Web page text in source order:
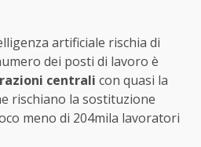
artificiale rischia di
dei posti di lavoro è
centrali con quasi la
rischiano la sostituzione
meno di 204mila lavoratori